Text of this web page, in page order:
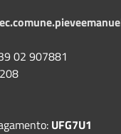
02 907881
UFG7U1